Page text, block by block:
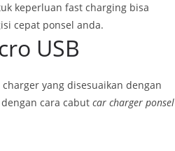
keperluan fast charging bisa
cepat ponsel anda.
USB
yang disesuaikan dengan
cara cabut car charger ponsel